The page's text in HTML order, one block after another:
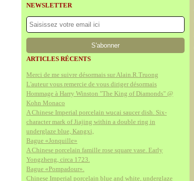
NEWSLETTER
ARTICLES RÉCENTS
Merci de me suivre désormais sur Alain.R.Truong
L'auteur vous remercie de vous diriger désormais
Hommage à Harry Winston "The King of Diamonds" @
Kohn Monaco
A Chinese Imperial porcelain wucai saucer dish. Six-
character mark of Jiajing within a double ring in
underglaze blue, Kangxi,
Bague «Jonquille»
A Chinese porcelain famille rose square vase. Early
Yongzheng, circa 1723.
Bague «Pompadour».
Chinese Imperial porcelain blue and white, underglaze